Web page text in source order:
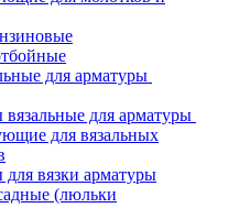
для арматуры
для арматуры
для вязальных
вязки арматуры
(люльки